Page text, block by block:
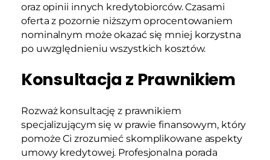
oraz opinii innych kredytobiorców. Czasami
oferta z pozornie niższym oprocentowaniem
nominalnym może okazać się mniej korzystna
po uwzględnieniu wszystkich kosztów.
Konsultacja z Prawnikiem
Rozważ konsultację z prawnikiem
specjalizującym się w prawie finansowym, który
pomoże Ci zrozumieć skomplikowane aspekty
umowy kredytowej. Profesjonalna porada